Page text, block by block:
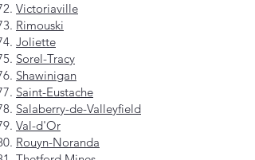
Victoriaville
Rimouski
Joliette
Sorel-Tracy
Shawinigan
Saint-Eustache
Salaberry-de-Valleyfield
Val-d'Or
Rouyn-Noranda